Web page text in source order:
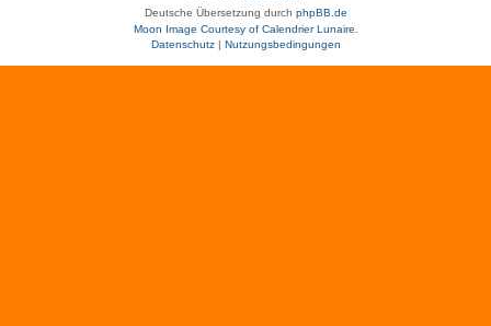
Deutsche Übersetzung durch phpBB.de
Moon Image Courtesy of Calendrier Lunaire.
Datenschutz| Nutzungsbedingungen